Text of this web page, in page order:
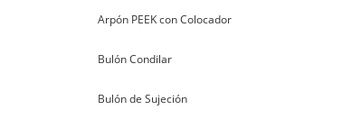
Arpón PEEK con Colocador
Bulón Condilar
Bulón de Sujeción